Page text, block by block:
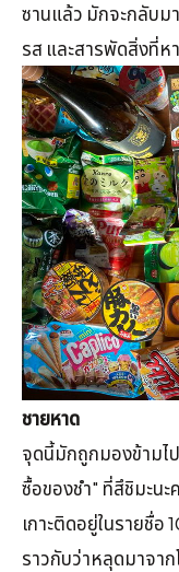
ซานแล้ว มักจะกลับม
รส และสารพัดสิ่งที่ห
ชายหาด
จุดนี้มักถูกมองข้ามไ
ซื้อของชำ" ที่สึชิมะน
เกาะติดอยู่ในรายชื่
ราวกับว่าหลุดมาจาก